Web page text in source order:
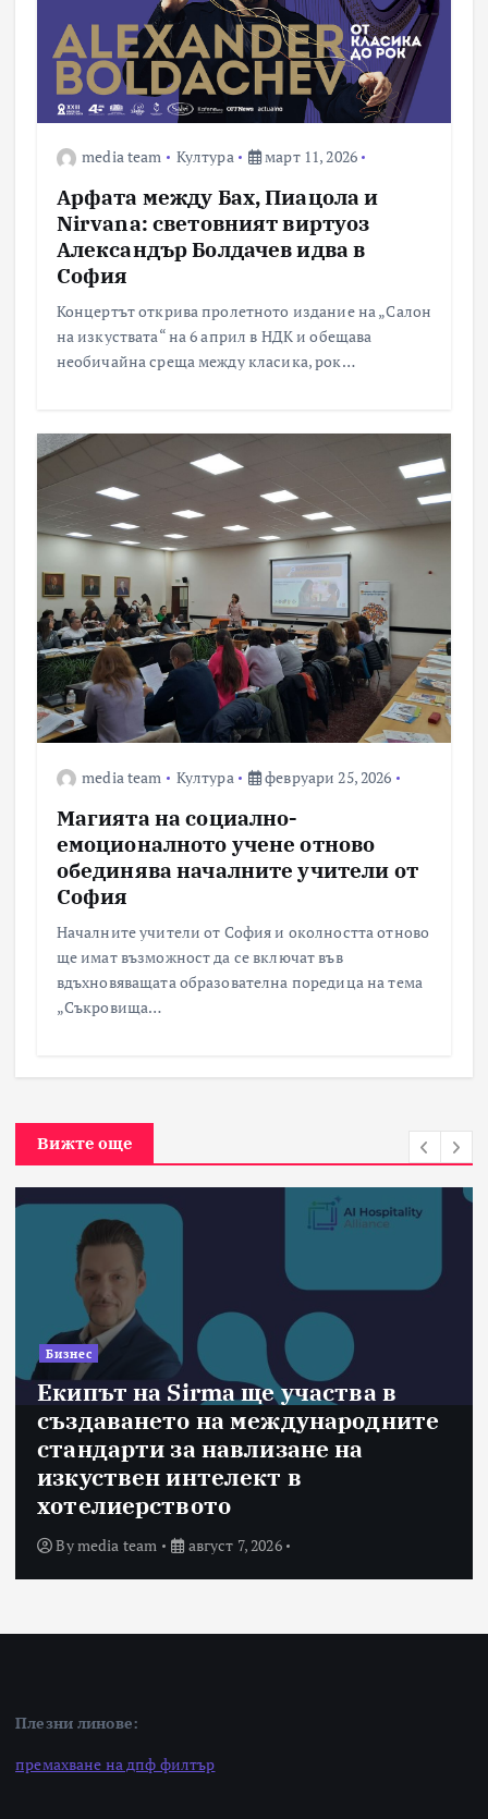
media team Култура март 11, 2026
Арфата между Бах, Пиацола и
Nirvana: световният виртуоз
Александър Болдачев идва в
София
Концертът открива пролетното издание на „Салон
на изкуствата“ на 6 април в НДК и обещава
необичайна среща между класика, рок…
media team Култура февруари 25, 2026
Магията на социално-
емоционалното учене отново
обединява началните учители от
София
Началните учители от София и околността отново
ще имат възможност да се включат във
вдъхновяващата образователна поредица на тема
„Съкровища…
Вижте още
Бизнес
Oracle предоставя моделите
Gemini на Google на хиляди
клиенти на бизнес
Bymedia team юли 31, 2026
Плезни линове:
премахване на дпф филтър